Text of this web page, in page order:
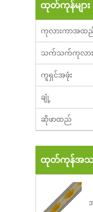
ထုတ်ကုန်များ
ကုလားကာအထ
သက်သက်ကုလာ
ကူရှင်အဖုံး
ချုံ့
ဆိုဖာထည်
ထုတ်ကုန်အသစ်